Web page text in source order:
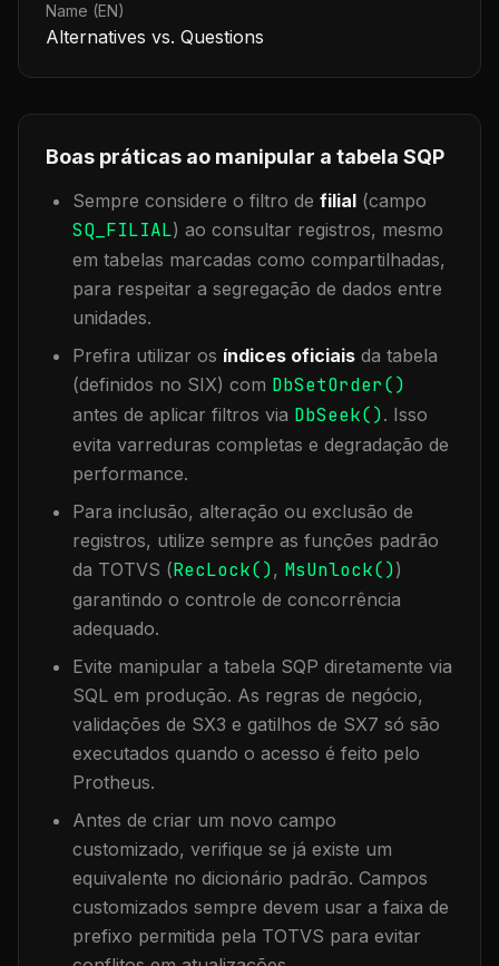
Name (EN)
Alternatives vs. Questions
Boas práticas ao manipular a tabela SQP
Sempre considere o filtro de filial (campo
SQ_FILIAL) ao consultar registros, mesmo
em tabelas marcadas como compartilhadas,
para respeitar a segregação de dados entre
unidades.
Prefira utilizar os índices oficiais da tabela
(definidos no SIX) com DbSetOrder()
antes de aplicar filtros via DbSeek(). Isso
evita varreduras completas e degradação de
performance.
Para inclusão, alteração ou exclusão de
registros, utilize sempre as funções padrão
da TOTVS (RecLock(), MsUnlock())
garantindo o controle de concorrência
adequado.
Evite manipular a tabela SQP diretamente via
SQL em produção. As regras de negócio,
validações de SX3 e gatilhos de SX7 só são
executados quando o acesso é feito pelo
Protheus.
Antes de criar um novo campo
customizado, verifique se já existe um
equivalente no dicionário padrão. Campos
customizados sempre devem usar a faixa de
prefixo permitida pela TOTVS para evitar